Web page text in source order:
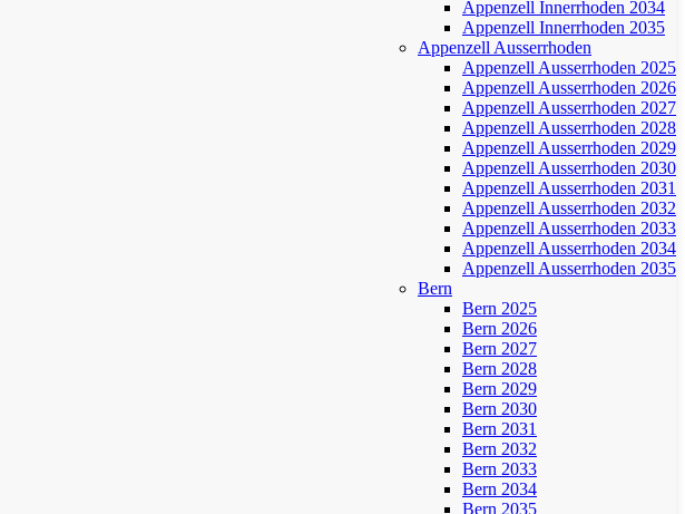
Appenzell Innerrhoden 2034
Appenzell Innerrhoden 2035
Appenzell Ausserrhoden
Appenzell Ausserrhoden 2025
Appenzell Ausserrhoden 2026
Appenzell Ausserrhoden 2027
Appenzell Ausserrhoden 2028
Appenzell Ausserrhoden 2029
Appenzell Ausserrhoden 2030
Appenzell Ausserrhoden 2031
Appenzell Ausserrhoden 2032
Appenzell Ausserrhoden 2033
Appenzell Ausserrhoden 2034
Appenzell Ausserrhoden 2035
Bern
Bern 2025
Bern 2026
Bern 2027
Bern 2028
Bern 2029
Bern 2030
Bern 2031
Bern 2032
Bern 2033
Bern 2034
Bern 2035